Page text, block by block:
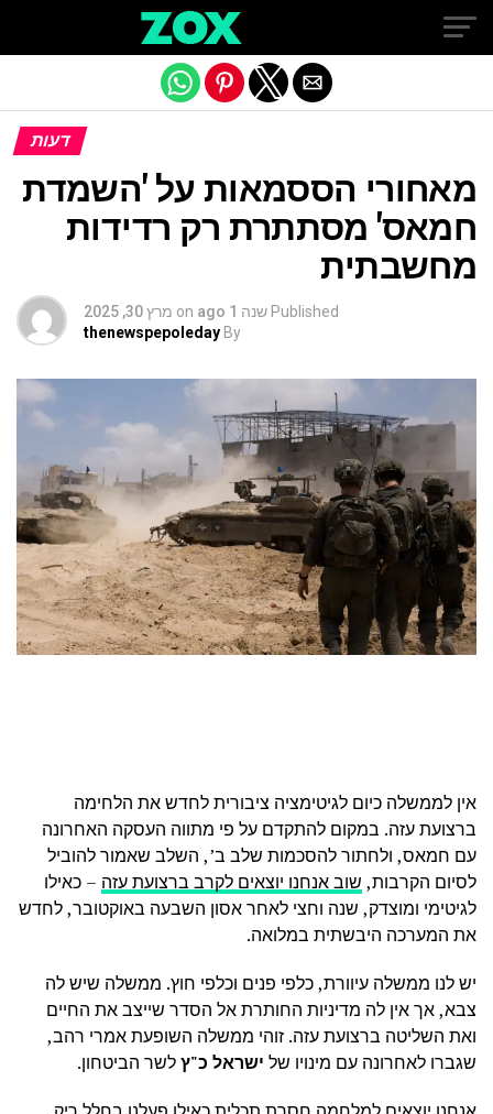
דעות
מאחורי הססמאות על 'השמדת
חמאס' מסתתרת רק רדידות
מחשבתית
Published שנה 1 ago on מרץ 30, 2025
By
thenewspepoleday
אין לממשלה כיום לגיטימציה ציבורית לחדש את הלחימה
ברצועת עזה. במקום להתקדם על פי מתווה העסקה האחרונה
עם חמאס, ולחתור להסכמות שלב ב’, השלב שאמור להוביל
לסיום הקרבות, שוב אנחנו יוצאים לקרב ברצועת עזה – כאילו
לגיטימי ומוצדק, שנה וחצי לאחר אסון השבעה באוקטובר, לחדש
את המערכה היבשתית במלואה.
יש לנו ממשלה עיוורת, כלפי פנים וכלפי חוץ. ממשלה שיש לה
צבא, אך אין לה מדיניות החותרת אל הסדר שייצב את החיים
ואת השליטה ברצועת עזה. זוהי ממשלה השופעת אמרי רהב,
שגברו לאחרונה עם מינויו של ישראל כ"ץלשר הביטחון.
Exit mobile version